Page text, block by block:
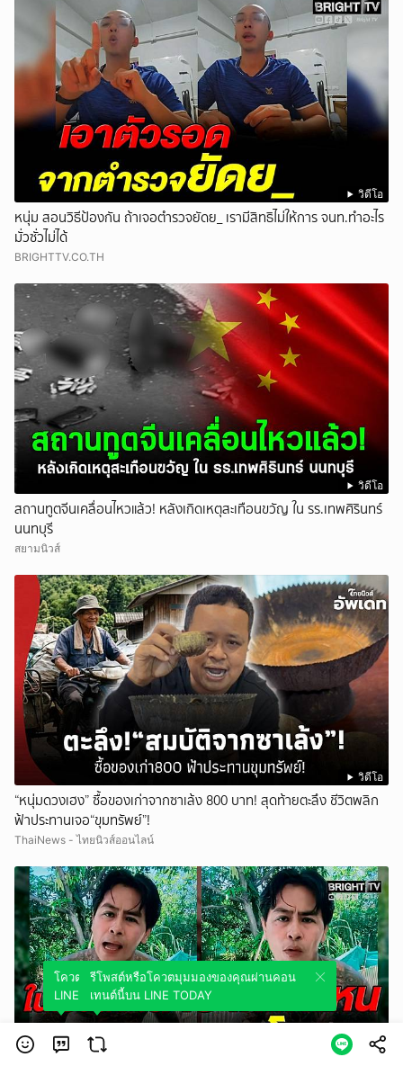
วิดีโอ
หนุ่ม สอนวิธีป้องกัน ถ้าเจอตำรวจยัดย_ เรามีสิทธิไม่ให้การ จนท.ทำอะไร
มั่วซั่วไม่ได้
BRIGHTTV.CO.TH
วิดีโอ
สถานทูตจีนเคลื่อนไหวแล้ว! หลังเกิดเหตุสะเทือนขวัญ ใน รร.เทพศิรินทร์
นนทบุรี
สยามนิวส์
วิดีโอ
“หนุ่มดวงเฮง” ซื้อของเก่าจากซาเล้ง 800 บาท! สุดท้ายตะลึง ชีวิตพลิก
ฟ้าประทานเจอ“ขุมทรัพย์”!
ThaiNews - ไทยนิวส์ออนไลน์
โควตมุมมองของคุณผ่านคอนเทนต์นี้บน
LINE TODAY
รีโพสต์หรือโควตมุมมองของคุณผ่านคอน
เทนต์นี้บน LINE TODAY